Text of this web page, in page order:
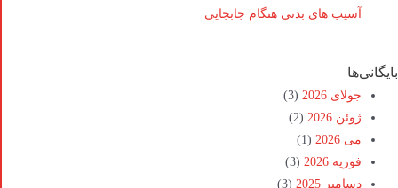
آسیب های بدنی هنگام جابجایی
بایگانی‌ها
جولای 2026
(3)
ژوئن 2026
(2)
می 2026
(1)
فوریه 2026
(3)
دسامبر 2025
(3)